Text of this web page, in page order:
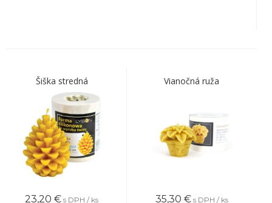
Šiška stredná
23,20 € s DPH / ks
Vianočná ruža
35,30 € s DPH / ks